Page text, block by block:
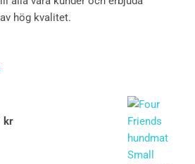
hög kvalitet.
kr